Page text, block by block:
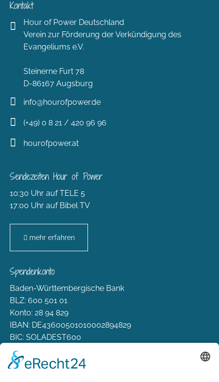
Kontakt
Hour of Power Deutschland
Verein zur Förderung der Verkündigung des
Evangeliums e.V.
Steinerne Furt 78
D-86167 Augsburg
info@hourofpower.de
(+49) 0 8 21 / 420 96 96
hourofpower.at
Sendezeiten Hour of Power
10:30 Uhr auf TELE 5
17:00 Uhr auf Bibel TV
mehr erfahren
Spendenkonto
Baden-Württembergische Bank
BLZ: 600 501 01
Konto: 28 94 829
IBAN: DE43600501010002894829
BIC: SOLADEST600
Rechtliches